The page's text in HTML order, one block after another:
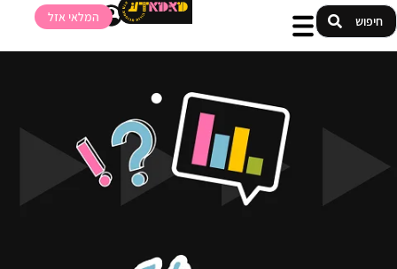
המלאי אזל